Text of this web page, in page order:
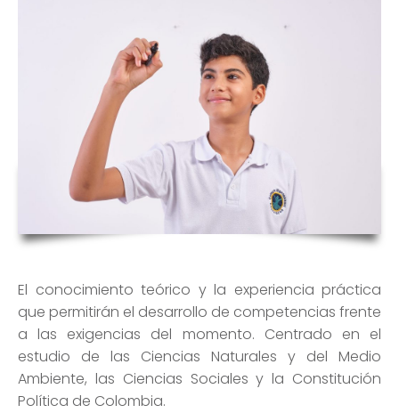
El conocimiento teórico y la experiencia práctica
que permitirán el desarrollo de competencias frente
a las exigencias del momento. Centrado en el
estudio de las Ciencias Naturales y del Medio
Ambiente, las Ciencias Sociales y la Constitución
Política de Colombia.